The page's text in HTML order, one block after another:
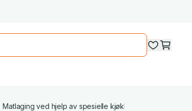
Matlaging ved hjelp av spesielle kjøkkenredskaper eller